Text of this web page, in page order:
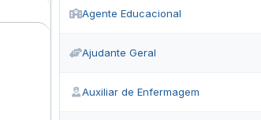
Agente Educacional
Ajudante Geral
Auxiliar de Enfermagem